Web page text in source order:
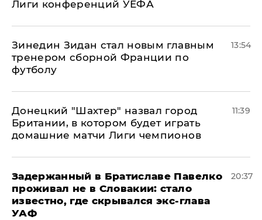
Лиги конференций УЕФА
Зинедин Зидан стал новым главным
тренером сборной Франции по
футболу
13:54
Донецкий "Шахтер" назвал город
Британии, в котором будет играть
домашние матчи Лиги чемпионов
11:39
Задержанный в Братиславе Павелко
проживал не в Словакии: стало
известно, где скрывался экс-глава
УАФ
20:37